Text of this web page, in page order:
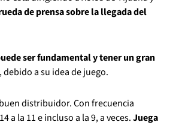
de prensa sobre la llegada del
ser fundamental y tener un gran
debido a su idea de juego.
distribuidor. Con frecuencia
a la 11 e incluso a la 9, a veces.Juega